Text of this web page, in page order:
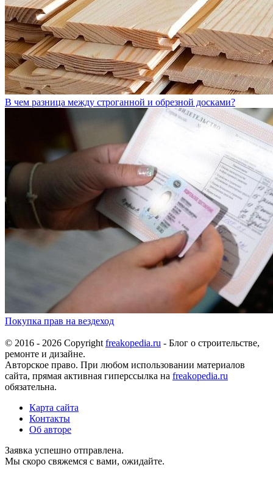
В чем разница между строганной и обрезной досками?
Покупка прав на вездеход
© 2016 - 2026 Copyrightfreakopedia.ru - Блог о строительстве,
ремонте и дизайне.
Авторское право. При любом использовании материалов
сайта, прямая активная гиперссылка на freakopedia.ru
обязательна.
Карта сайта
Контакты
Об авторе
Заявка успешно отправлена.
Мы скоро свяжемся с вами, ожидайте.